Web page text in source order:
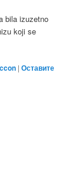
bila izuzetno
koji se
|Оставите